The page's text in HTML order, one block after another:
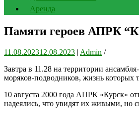
Аренда
Памяти героев АПРК
11.08.202312.08.2023 | Admin /
Завтра в 11.28 на территории
моряков-подводников, жизнь которых
10 августа 2000 года АПРК «Курск»
надеялись, что увидят их живыми, но